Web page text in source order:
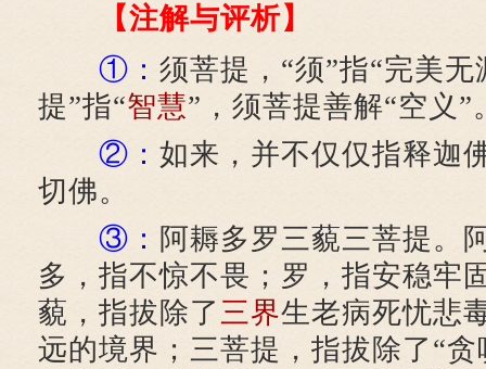
【注解与评析】
①： 须菩提，“须”指“完美无
提”指“智慧”，须菩提善解“空义”
②： 如来，并不仅仅指释迦
切佛。
③： 阿耨多罗三藐三菩提。
多，指不惊不畏；罗，指安稳牢
藐，指拔除了 三界生老病死忧悲
远的境界；三菩提，指拔除了“